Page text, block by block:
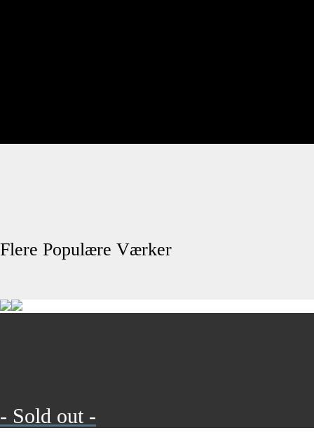
Flere Populære Værker
- Sold out -